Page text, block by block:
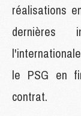
réalisations
dernières
le PSG en
contrat.